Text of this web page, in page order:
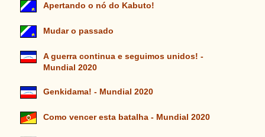
Apertando o nó do Kabuto!
Mudar o passado
A guerra continua e seguimos unidos! -
Mundial 2020
Genkidama! - Mundial 2020
Como vencer esta batalha - Mundial 2020